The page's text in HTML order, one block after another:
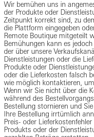
Wir bemühen uns in
der Produkte oder
Zeitpunkt korrekt sind, zu
die Plattform eingegeben
Remote Boutique mitgeteilt
Bemühungen kann es
der über unsere
Dienstleistungen oder die
Produkte oder
oder die Lieferkosten falsch
wie möglich kontaktieren,
Wenn wir Sie nicht über die
während des
Bestellung stornieren und
Ihre Bestellung irrtümlich
Preis- oder
Produkts oder der